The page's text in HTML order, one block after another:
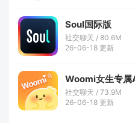
Soul国际版
社交聊天 / 80.6M
26-06-18 更新
Woomi女生专属
社交聊天 / 73.9M
26-06-18 更新